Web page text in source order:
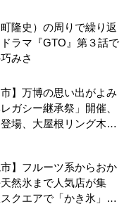
へ招待
隆史）の周りで繰り返
ラマ『GTO』第３話で
みさ
】万博の思い出がよみ
ガシー継承祭」開催、
場、大屋根リング木材
市】フルーツ系からおか
然氷まで人気店が集
クエアで「かき氷」祭